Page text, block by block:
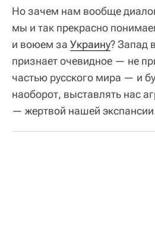
Но зачем нам вообще
мы и так прекрасно
и воюем за Украину? Запад
признает очевидное — не
частью русского мира — и
наоборот, выставлять нас
— жертвой нашей